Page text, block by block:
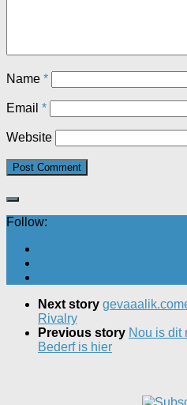
Name *
Email *
Website
Follow:
Next story
Rivalry
Previous story Nou is dit
Bederf is hier